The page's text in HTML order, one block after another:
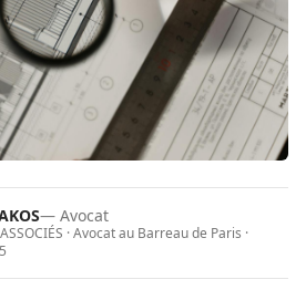
— Avocat
· Avocat au Barreau de Paris ·